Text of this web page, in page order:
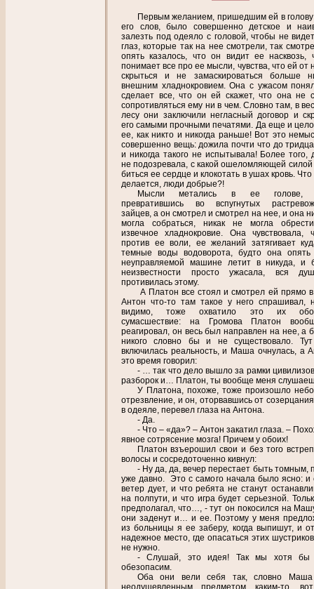
Первым желанием, пришедшим ей в
его слов, было совершенно детское и
залезть под одеяло с головой, чтобы не
глаз, которые так на нее смотрели, так
опять казалось, что он видит ее насквозь,
понимает все про ее мысли, чувства, что ей от
скрыться и не замаскироваться больше
внешним хладнокровием. Она с ужасом
сделает все, что он ей скажет, что она не
сопротивляться ему ни в чем. Словно там, в
лесу они заключили негласный договор и
его самыми прочными печатями. Да еще и
ее, как никто и никогда раньше! Вот это
совершенно вещь: дожила почти что до
и никогда такого не испытывала! Более того,
не подозревала, с какой ошеломляющей
биться ее сердце и клокотать в ушах кровь.
делается, люди добрые?!
Мысли метались в ее голове,
превратившись во вспугнутых
зайцев, а он смотрел и смотрел на нее, и она
могла собраться, никак не могла
извечное хладнокровие. Она чувствовала,
против ее воли, ее желаний затягивает
темные воды водоворота, будто она
неуправляемой машине летит в никуда, и
неизвестности просто ужасала, вся
противилась этому.
А Платон все стоял и смотрел ей прямо в
Антон что-то там такое у него спрашивал,
видимо, тоже охватило это их
сумасшествие: на Громова Платон
реагировал, он весь был направлен на нее, а
никого словно бы и не существовало. Тут
включилась реальность, и Маша очнулась, а
это время говорил:
- … так что дело вышло за рамки
разборок и… Платон, ты вообще меня
У Платона, похоже, тоже произошло
отрезвление, и он, оторвавшись от
в одеяле, перевел глаза на Антона.
- Да.
- Что – «да»? – Антон закатил глаза. –
явное сотрясение мозга! Причем у обоих!
Платон взъерошил свои и без того
волосы и сосредоточенно кивнул:
- Ну да, да, вечер перестает быть томным,
уже давно. Это с самого начала было ясно: и
ветер дует, и что ребята не станут
на полпути, и что игра будет серьезной.
предполагал, что…, - тут он покосился на
они заденут и… и ее. Поэтому у меня
из больницы я ее заберу, когда выпишут, и
надежное место, где опасаться этих
не нужно.
- Слушай, это идея! Так мы хотя
обезопасим.
Оба они вели себя так, словно
неодушевленным предметом каким-то,